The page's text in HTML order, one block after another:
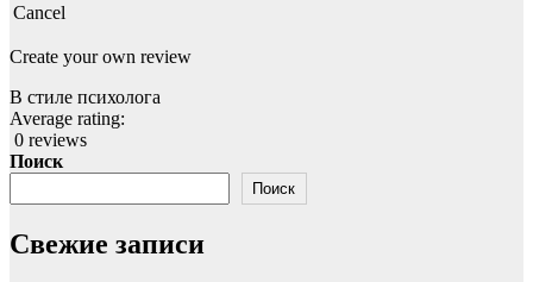
Cancel
Create your own review
В стиле психолога
Average rating:
0 reviews
Поиск
Поиск
Свежие записи